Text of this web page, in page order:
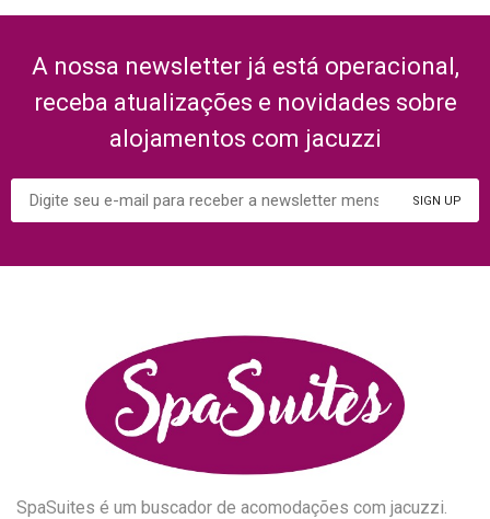
A nossa newsletter já está operacional,
receba atualizações e novidades sobre
alojamentos com jacuzzi
SpaSuites é um buscador de acomodações com jacuzzi.